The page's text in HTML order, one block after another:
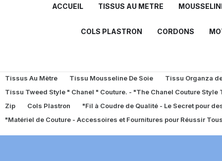
ACCUEIL TISSUS AU METRE
COLS PLASTRON CORDONS
Tissus Au Mètre Tissu Mousseline De Soie
Tissu Organza
Tissu Tweed Style " Chanel " Couture. - "The Chanel Couture Style
Zip
Cols Plastron
"Fil à Coudre de Qualité - Le Secret pour
"Matériel de Couture - Accessoires et Fournitures pour Réussir